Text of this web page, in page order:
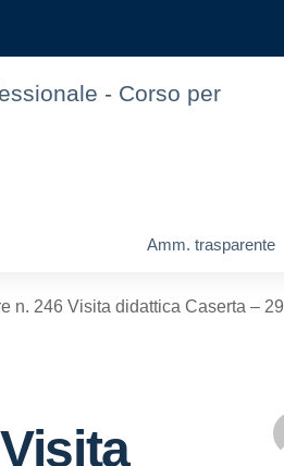
- Corso per
Amm. trasparente
n. 246 Visita didattica Caserta –